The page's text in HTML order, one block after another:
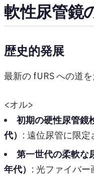
軟性尿管鏡
歴史的発展
最新の fURS への道
<オル>
初期の硬性尿管鏡
代） : 遠位尿管に限
第一世代の柔軟な
年代） : 光ファイバ